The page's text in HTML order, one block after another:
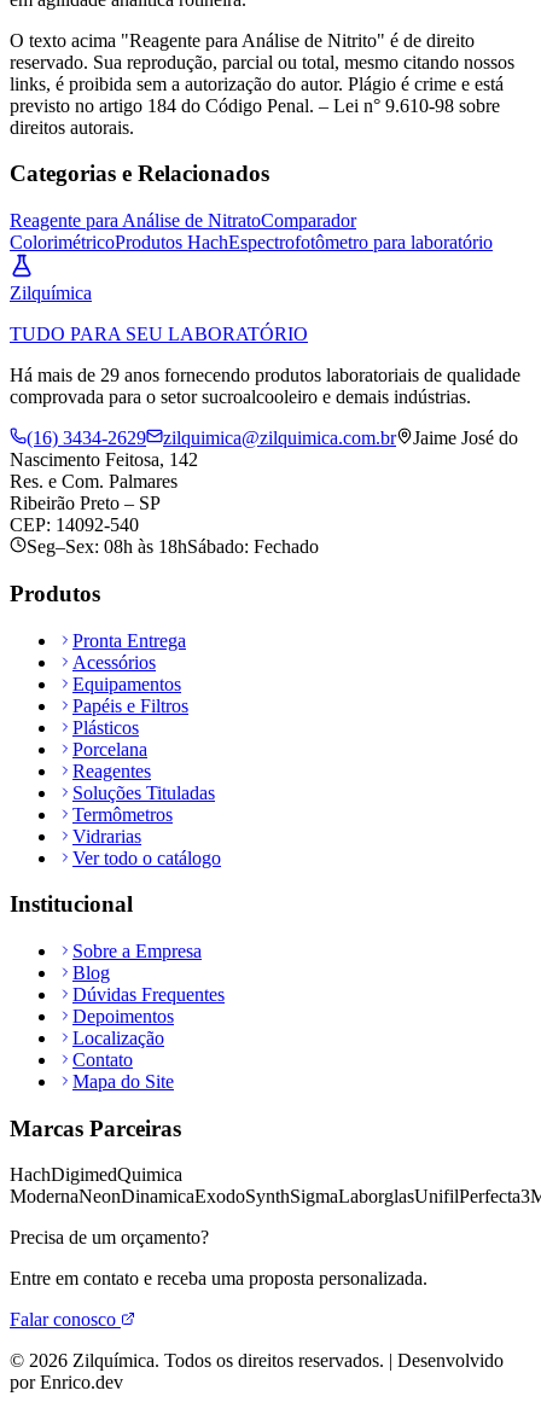
O texto acima "Reagente para Análise de Nitrito" é de direito
reservado. Sua reprodução, parcial ou total, mesmo citando nossos
links, é proibida sem a autorização do autor. Plágio é crime e está
previsto no artigo 184 do Código Penal. – Lei n° 9.610-98 sobre
direitos autorais.
Categorias e Relacionados
Reagente para Análise de NitratoComparador
ColorimétricoProdutos HachEspectrofotômetro para laboratório
Zilquímica
TUDO PARA SEU LABORATÓRIO
Há mais de 29 anos fornecendo produtos laboratoriais de qualidade
comprovada para o setor sucroalcooleiro e demais indústrias.
(16) 3434-2629
zilquimica@zilquimica.com.br
Jaime José do
Nascimento Feitosa, 142
Res. e Com. Palmares
Ribeirão Preto – SP
CEP: 14092-540
Seg–Sex: 08h às 18hSábado: Fechado
Produtos
Pronta Entrega
Acessórios
Equipamentos
Papéis e Filtros
Plásticos
Porcelana
Reagentes
Soluções Tituladas
Termômetros
Vidrarias
Ver todo o catálogo
Institucional
Sobre a Empresa
Blog
Dúvidas Frequentes
Depoimentos
Localização
Contato
Mapa do Site
Marcas Parceiras
HachDigimedQuimica
ModernaNeonDinamicaExodoSynthSigmaLaborglasUnifilPerfecta
Precisa de um orçamento?
Entre em contato e receba uma proposta personalizada.
Falar conosco
© 2026 Zilquímica. Todos os direitos reservados. | Desenvolvido
por Enrico.dev